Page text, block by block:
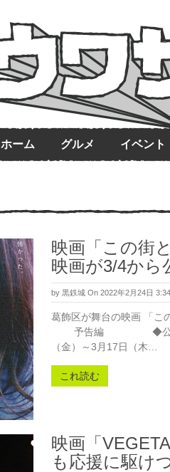
ホーム グルメ イベント
映画「この街
映画が3/4から
by 黒鉄城 On 2022年2月24日
葛飾区が舞台の映画 「こ
予告編 ◆公開情報
（金）～3月17日（木…
これ読む
映画「
も応援に駆け